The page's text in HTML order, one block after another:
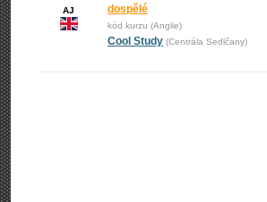
AJ
dospělé
kód kurzu (Anglie)
Cool Study (Centrála Sedlčany)